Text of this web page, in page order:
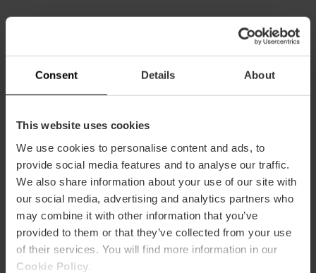
Consent Details About
This website uses cookies
We use cookies to personalise content and ads, to
provide social media features and to analyse our traffic.
We also share information about your use of our site with
our social media, advertising and analytics partners who
may combine it with other information that you’ve
provided to them or that they’ve collected from your use
of their services. You will find more information in our
Cookie Policy
Pagos Devoluciones
recogida